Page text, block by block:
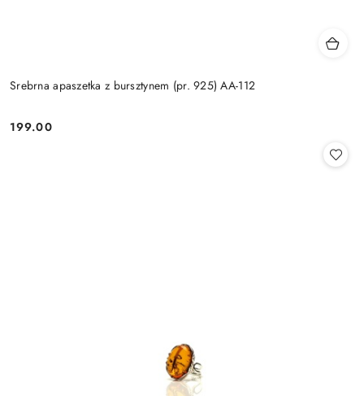
Srebrna apaszetka z bursztynem (pr. 925) AA-112
Cena:
199.00